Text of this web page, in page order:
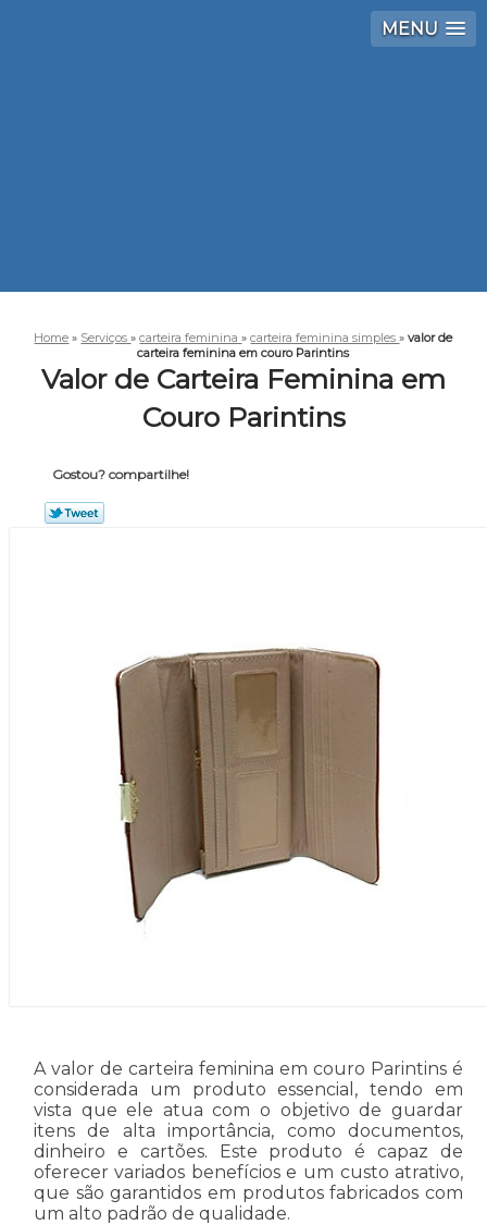
MENU
Home » Serviços»carteira feminina»carteira feminina simples»valor de
carteira feminina em couro Parintins
Valor de Carteira Feminina em
Couro Parintins
Gostou? compartilhe!
A valor de carteira feminina em couro Parintins é
considerada um produto essencial, tendo em
vista que ele atua com o objetivo de guardar
itens de alta importância, como documentos,
dinheiro e cartões. Este produto é capaz de
oferecer variados benefícios e um custo atrativo,
que são garantidos em produtos fabricados com
um alto padrão de qualidade.